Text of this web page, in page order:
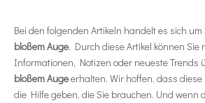
Bei den folgenden Artikeln handelt es sich um
bloßem Auge. Durch diese Artikel können Sie
Informationen, Notizen oder neueste Trends
bloßem Augeerhalten. Wir hoffen, dass
die Hilfe geben, die Sie brauchen. Und wenn